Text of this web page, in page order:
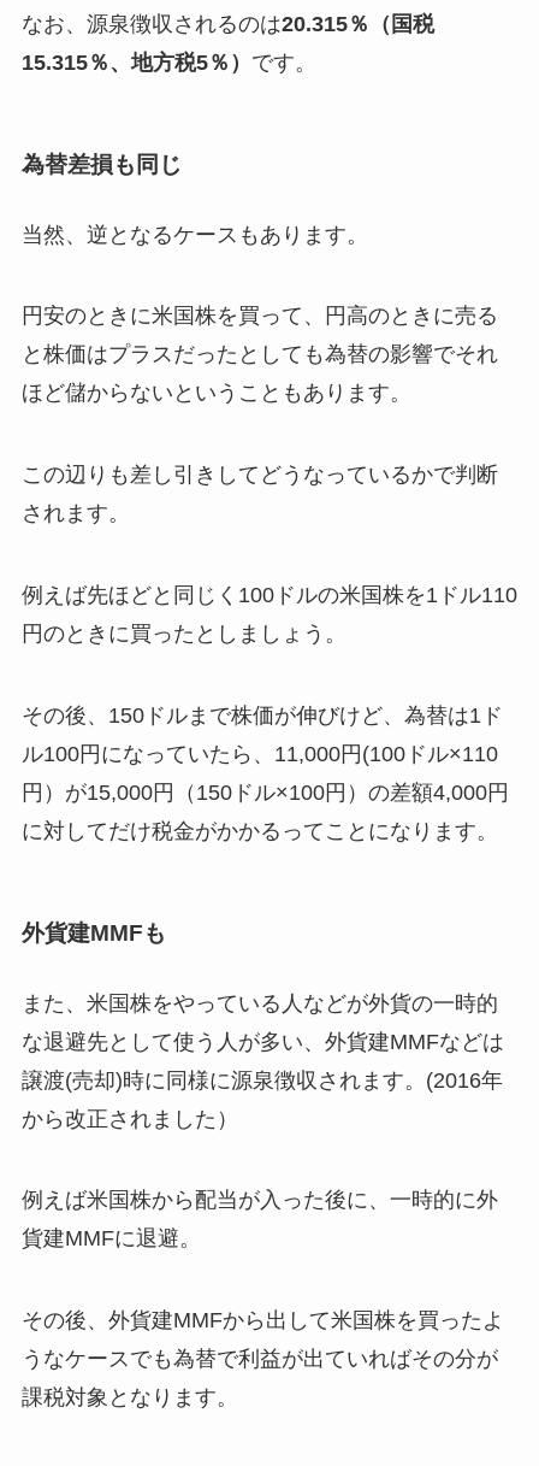
なお、源泉徴収されるのは20.315％（国税
15.315％、地方税5％） です。
為替差損も同じ
当然、逆となるケースもあります。
円安のときに米国株を買って、円高のときに売る
と株価はプラスだったとしても為替の影響でそれ
ほど儲からないということもあります。
この辺りも差し引きしてどうなっているかで判断
されます。
例えば先ほどと同じく100ドルの米国株を1ドル110
円のときに買ったとしましょう。
その後、150ドルまで株価が伸びけど、為替は1ド
ル100円になっていたら、11,000円(100ドル×110
円）が15,000円（150ドル×100円）の差額4,000円
に対してだけ税金がかかるってことになります。
外貨建MMFも
また、米国株をやっている人などが外貨の一時的
な退避先として使う人が多い、外貨建MMFなどは
譲渡(売却)時に同様に源泉徴収されます。(2016年
から改正されました）
例えば米国株から配当が入った後に、一時的に外
貨建MMFに退避。
その後、外貨建MMFから出して米国株を買ったよ
うなケースでも為替で利益が出ていればその分が
課税対象となります。